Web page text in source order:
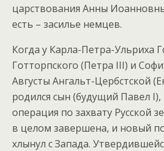
царствования Анны
есть – засилье немцев.
Когда у Карла-Петра-Ульриха
Готторпского (Петра III) и
Августы Ангальт-Цербстской
родился сын (будущий Павел
операция по захвату Русской
в целом завершена, и новый
хлынул с Запада.